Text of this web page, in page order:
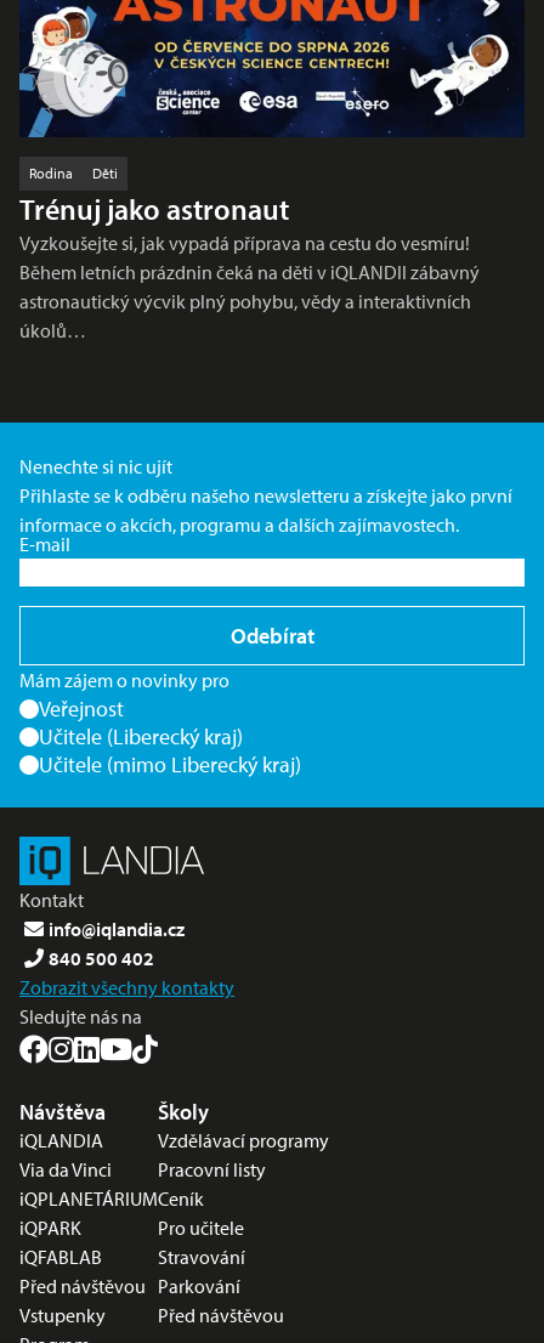
Rodina Děti
Trénuj jako astronaut
Vyzkoušejte si, jak vypadá příprava na cestu do vesmíru!
Během letních prázdnin čeká na děti v iQLANDII zábavný
astronautický výcvik plný pohybu, vědy a interaktivních
úkolů…
Nenechte si nic ujít
Přihlaste se k odběru našeho newsletteru a získejte jako první
informace o akcích, programu a dalších zajímavostech.
E-mail
Odebírat
Mám zájem o novinky pro
Veřejnost
Učitele (Liberecký kraj)
Učitele (mimo Liberecký kraj)
Kontakt
info@iqlandia.cz
840 500 402
Zobrazit všechny kontakty
Sledujte nás na
Nabídka v zápatí
Návštěva
iQLANDIA
Via da Vinci
iQPLANETÁRIUM
iQPARK
iQFABLAB
Před návštěvou
Vstupenky
Školy
Vzdělávací programy
Pracovní listy
Ceník
Pro učitele
Stravování
Parkování
Před návštěvou